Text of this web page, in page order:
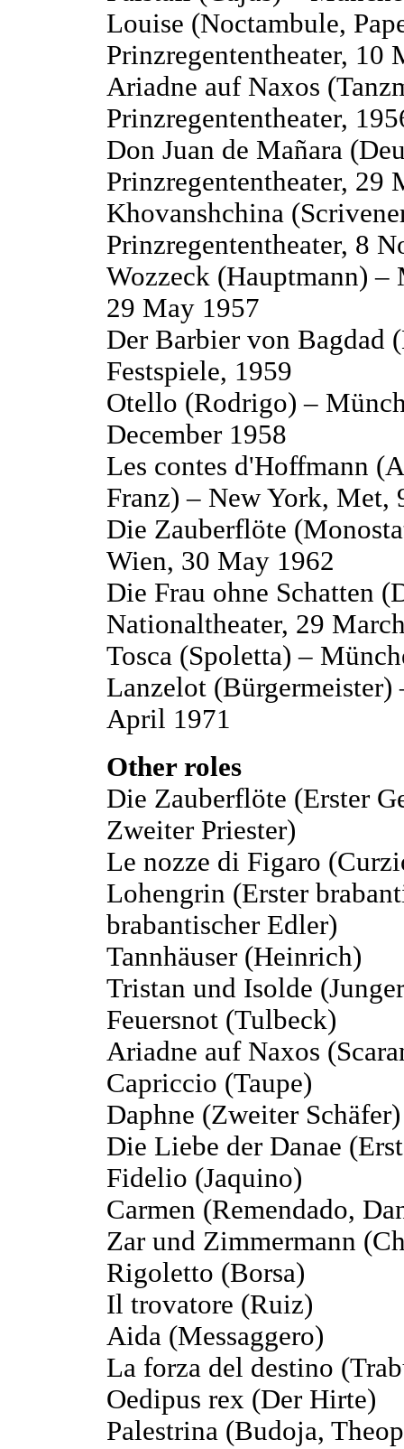
Louise (Noctambule,
Prinzregententheater, 10
Ariadne auf Naxos
Prinzregententheater,
Don Juan de Mañara
Prinzregententheater, 29
Khovanshchina
Prinzregententheater, 8
Wozzeck (Hauptmann) –
29 May 1957
Der Barbier von Bagdad
Festspiele, 1959
Otello (Rodrigo) –
December 1958
Les contes d'Hoffmann
Franz) – New York, Met,
Die Zauberflöte
Wien, 30 May 1962
Die Frau ohne Schatten
Nationaltheater, 29
Tosca (Spoletta) –
Lanzelot
April 1971
Other roles
Die Zauberflöte (Erster
Zweiter Priester)
Le nozze di Figaro
Lohengrin (Erster
brabantischer Edler)
Tannhäuser (Heinrich)
Tristan und Isolde
Feuersnot (Tulbeck)
Ariadne auf Naxos
Capriccio (Taupe)
Daphne (Zweiter Schäfer)
Die Liebe der Danae
Fidelio (Jaquino)
Carmen (Remendado,
Zar und Zimmermann
Rigoletto (Borsa)
Il trovatore (Ruiz)
Aida (Messaggero)
La forza del destino
Oedipus rex (Der Hirte)
Palestrina (Budoja,